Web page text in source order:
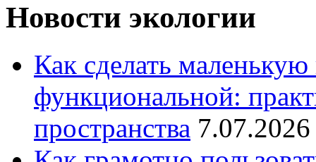
Новости экологии
Как сделать
функциональной:
пространства